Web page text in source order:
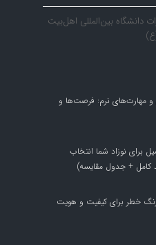
دانشگاه بین‌المللی اهل‌بیت
و مهارت‌های نرم: فرصت‌ها و
برای نوزاد شما انتخاب
+ جدول مقایسه)
زنگ خطر برای کیفیت و هویت